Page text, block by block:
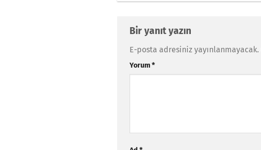
Bir yanıt yazın
E-posta adresiniz yayınlanmayacak.
Yorum*